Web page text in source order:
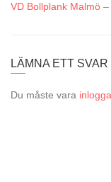
VD Bollplank Malmö
LÄMNA ETT SVAR
Du måste vara